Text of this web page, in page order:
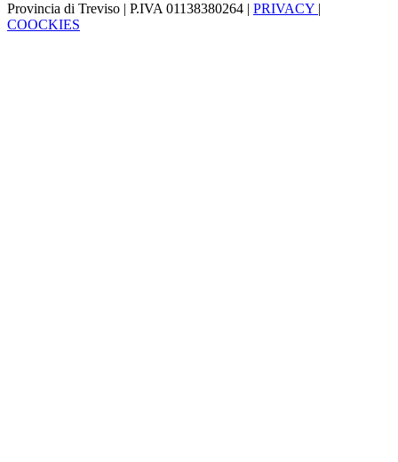
Provincia di Treviso | P.IVA 01138380264 | PRIVACY |
COOCKIES